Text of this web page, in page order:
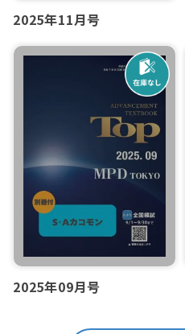
2025年11月号
2025年09月号